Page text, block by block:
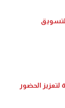
لتعزيز الحضور